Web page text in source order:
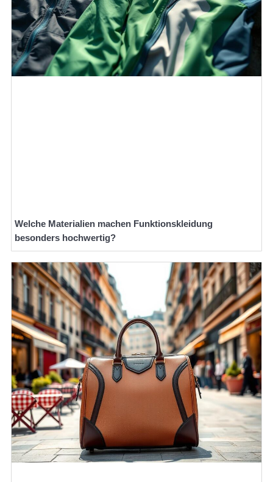
Welche Materialien machen Funktionskleidung
besonders hochwertig?